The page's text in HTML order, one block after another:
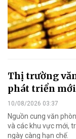
Thị trường
phát triển mới
10/08/2026 03:37
Nguồn cung văn
và các khu vực mới,
ngày càng hạn chế.